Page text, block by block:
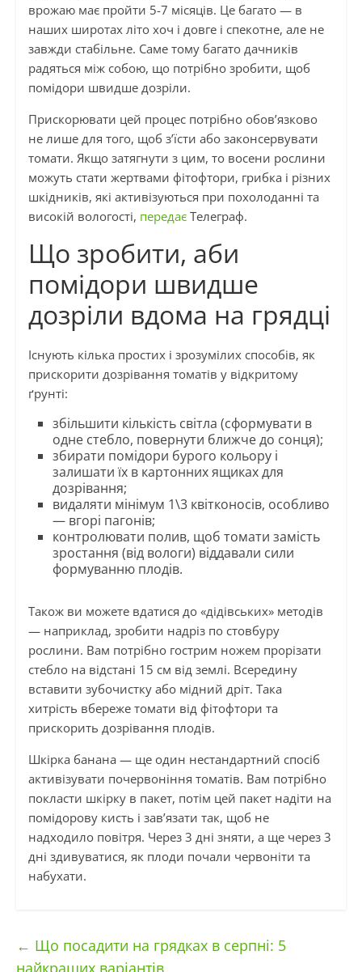
врожаю має пройти 5-7 місяців. Це багато — в
наших широтах літо хоч і довге і спекотне, але не
завжди стабільне. Саме тому багато дачників
радяться між собою, що потрібно зробити, щоб
помідори швидше дозріли.
Прискорювати цей процес потрібно обов’язково
не лише для того, щоб з’їсти або законсервувати
томати. Якщо затягнути з цим, то восени рослини
можуть стати жертвами фітофтори, грибка і різних
шкідників, які активізуються при похолоданні та
високій вологості, передає Телеграф.
Що зробити, аби
помідори швидше
дозріли вдома на грядці
Існують кілька простих і зрозумілих способів, як
прискорити дозрівання томатів у відкритому
ґрунті:
збільшити кількість світла (сформувати в
одне стебло, повернути ближче до сонця);
збирати помідори бурого кольору і
залишати їх в картонних ящиках для
дозрівання;
видаляти мінімум 1\3 квітконосів, особливо
— вгорі пагонів;
контролювати полив, щоб томати замість
зростання (від вологи) віддавали сили
формуванню плодів.
Також ви можете вдатися до «дідівських» методів
— наприклад, зробити надріз по стовбуру
рослини. Вам потрібно гострим ножем прорізати
стебло на відстані 15 см від землі. Всередину
вставити зубочистку або мідний дріт. Така
хитрість вбереже томати від фітофтори та
прискорить дозрівання плодів.
Шкірка банана — ще один нестандартний спосіб
активізувати почервоніння томатів. Вам потрібно
покласти шкірку в пакет, потім цей пакет надіти на
помідорову кисть і зав’язати так, щоб не
надходило повітря. Через 3 дні зняти, а ще через 3
дні здивуватися, як плоди почали червоніти та
набухати.
← Що посадити на грядках в серпні: 5
найкращих варіантів